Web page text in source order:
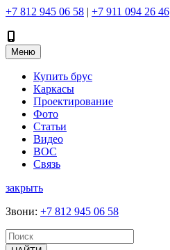
+7 812 945 06 58 | +7 911 094 26 46
Меню
Купить брус
Каркасы
Проектирование
Фото
Статьи
Видео
ВОС
Связь
закрыть
Звони: +7 812 945 06 58